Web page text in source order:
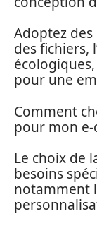
Adoptez
des fichiers,
pour une
Comment
pour mon e-
Le choix de
besoins
notamment